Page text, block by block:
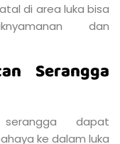
di area luka bisa
dan
Serangga
dapat
ke dalam luka